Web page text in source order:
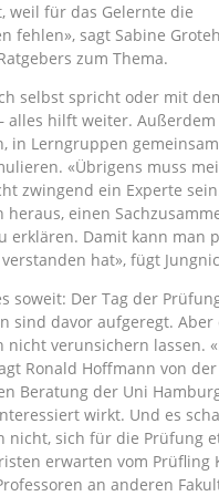
weil für das Gelernte die
fehlen», sagt Sabine
zum Thema.
selbst spricht oder mit
alles hilft weiter.
in Lerngruppen
«Übrigens muss
zwingend ein Experte
heraus, einen
erklären. Damit kann man
hat», fügt
soweit: Der Tag der
sind davor aufgeregt. Aber
nicht verunsichern lassen.
Ronald Hoffmann von der
Beratung der Uni
wirkt. Und es
nicht, sich für die Prüfung
erwarten vom Prüfling
an anderen